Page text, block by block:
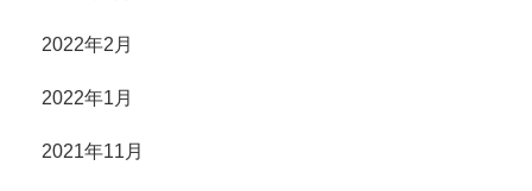
2022年2月
2022年1月
2021年11月